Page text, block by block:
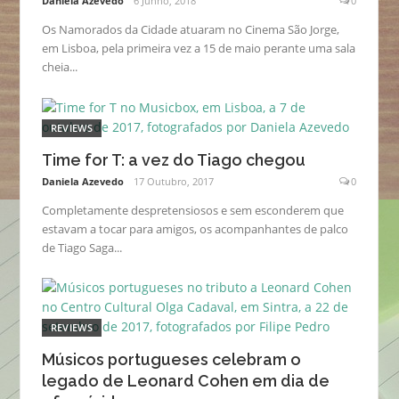
Os Namorados da Cidade atuaram no Cinema São Jorge,
em Lisboa, pela primeira vez a 15 de maio perante uma sala
cheia...
REVIEWS
Time for T: a vez do Tiago chegou
Daniela Azevedo 17 Outubro, 2017 0
Completamente despretensiosos e sem esconderem que
estavam a tocar para amigos, os acompanhantes de palco
de Tiago Saga...
REVIEWS
Músicos portugueses celebram o
legado de Leonard Cohen em dia de